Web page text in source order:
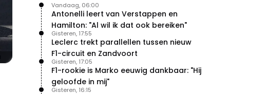
Antonelli leert van Verstappen en
Hamilton: "Al wil ik dat ook bereiken"
Vandaag, 06:00
Leclerc trekt parallellen tussen nieuw
F1-circuit en Zandvoort
Gisteren, 17:55
F1-rookie is Marko eeuwig dankbaar: "Hij
geloofde in mij"
Gisteren, 17:05
Gisteren, 16:15